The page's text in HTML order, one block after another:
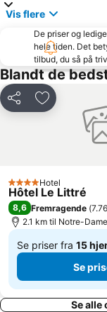
Notre-Dame
Gare du Nord
16 Arrondissement
17 Arrondissement des
St-Germain-des-
Walt Disney Studios
Moulin Rouge
14 Arrondissement de
Vis flere
De priser og
hele tiden. Det
tilbud, du så på
Blandt de
Del Føj til
4 Stjerner
Hotel
Hôtel Le Littré
8,6 Fremragende (
2.1 km til Notre-
Se priser fra 15
Af
1.363 kr.Se
Se alle